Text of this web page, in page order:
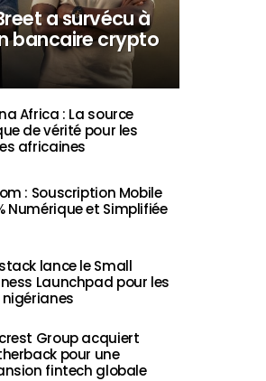
a survécu à
bancaire crypto
Africa : La source
de vérité pour les
africaines
: Souscription Mobile
Numérique et Simplifiée
lance le Small
Launchpad pour les
nigérianes
Group acquiert
pour une
fintech globale